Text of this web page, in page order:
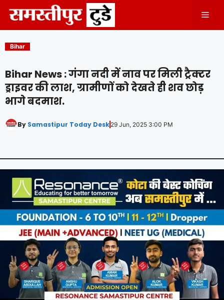
content
Bihar
Bihar News : गंगा नदी में नाव पर मिली ट्रैक्टर
ड्राइवर की लाश, ग्रामीणों को देखते ही शव छोड़
भागे बदमाश.
By Samastipur Today Desk 29 Jun, 2025 3:00 PM